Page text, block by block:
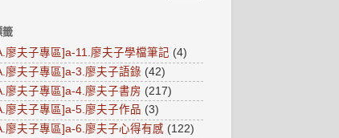
籤
廖夫子專區]a-11.廖夫子學檔筆記 (4)
廖夫子專區]a-3.廖夫子語錄 (42)
廖夫子專區]a-4.廖夫子書房 (217)
廖夫子專區]a-5.廖夫子作品 (3)
廖夫子專區]a-6.廖夫子心得有感 (122)